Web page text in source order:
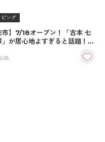
ング
市】7/18オープン！「古本 七
」が居心地よすぎると話題！絶
書空間